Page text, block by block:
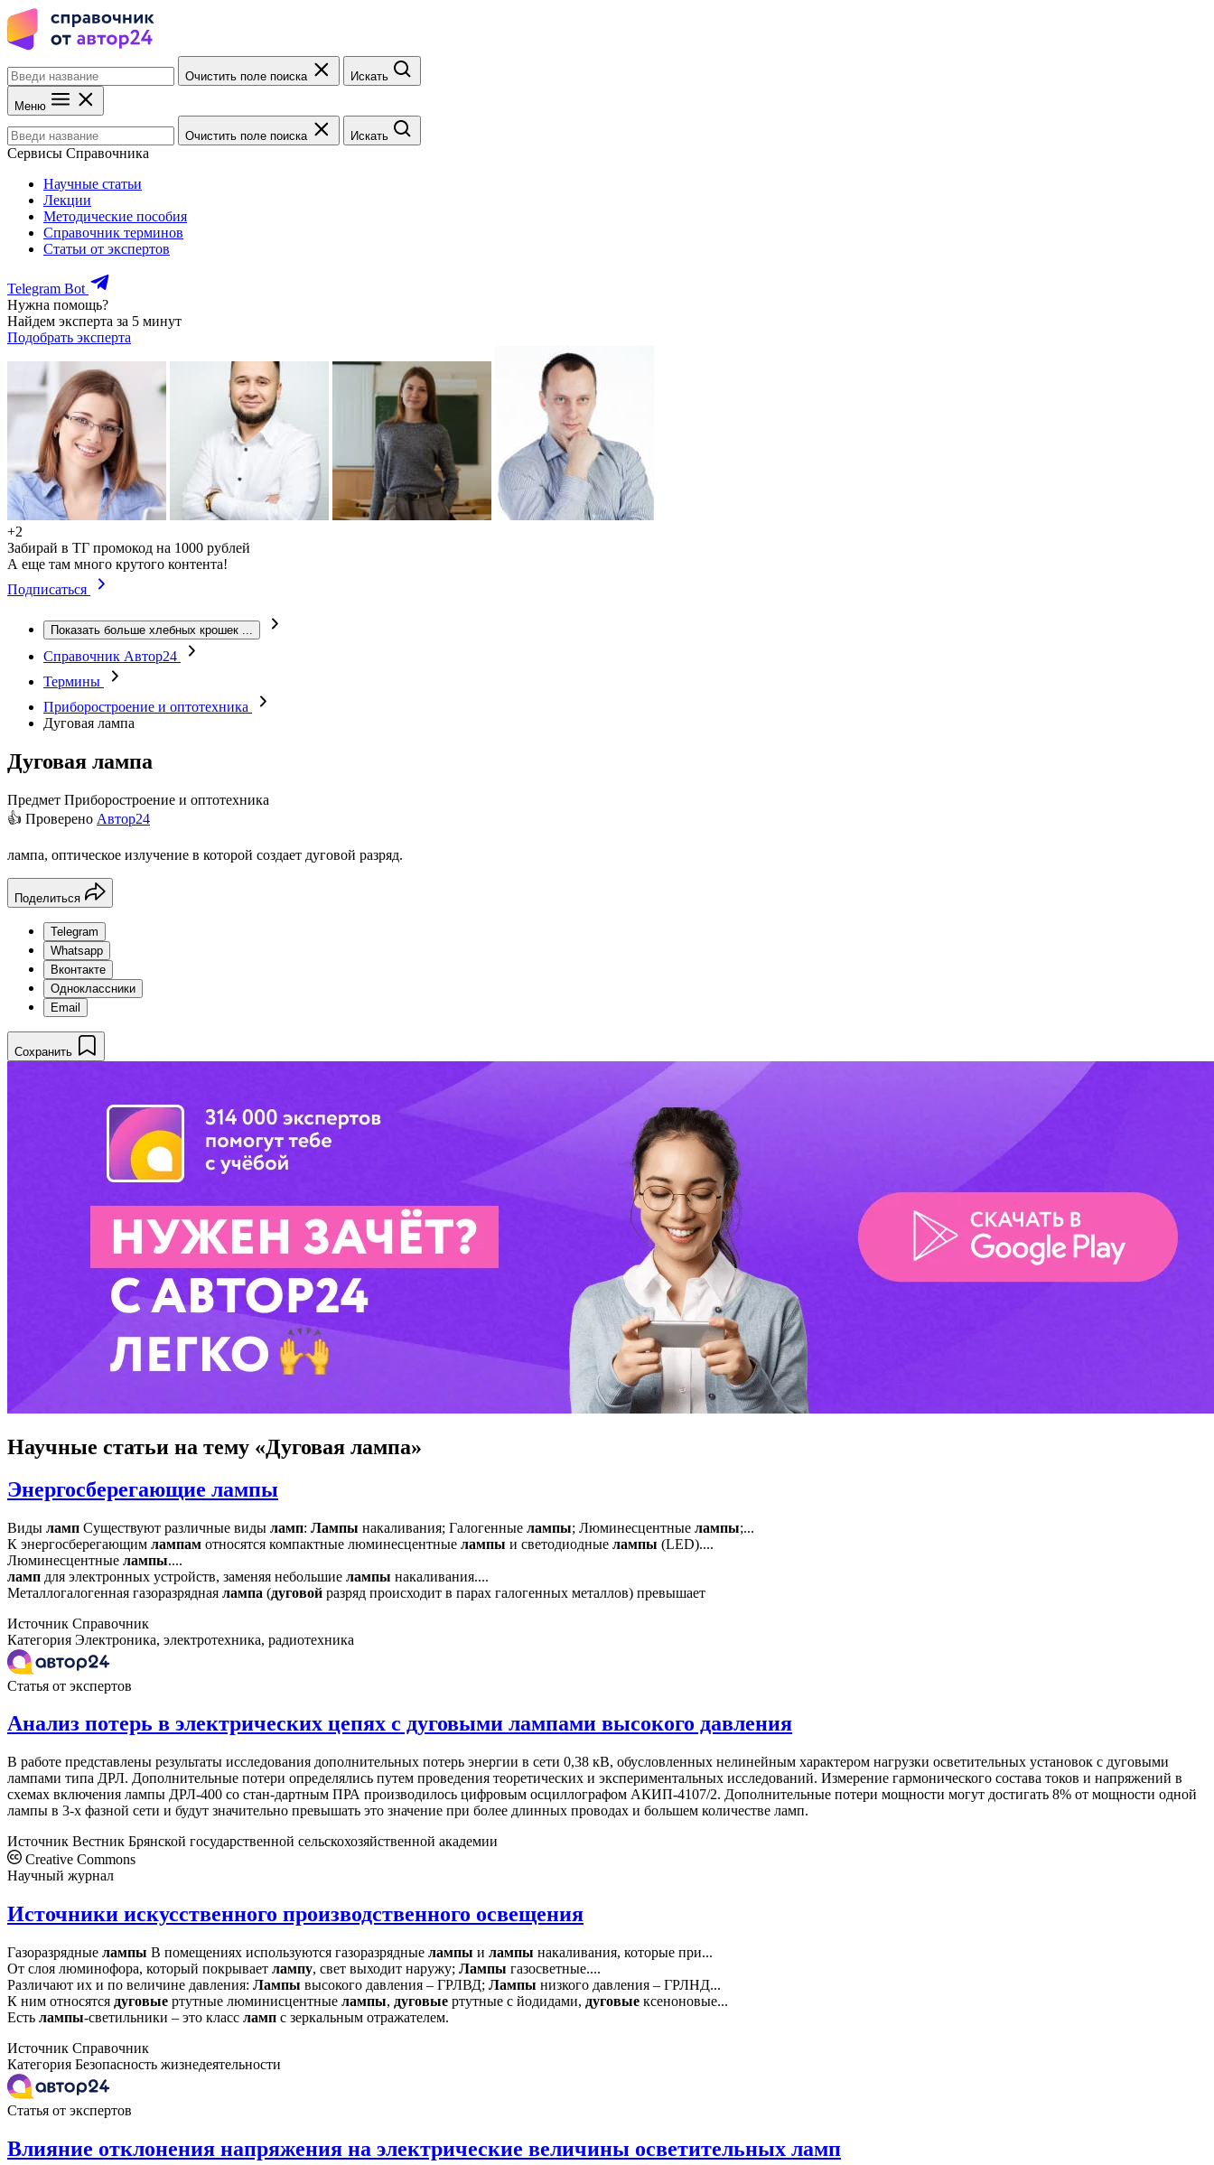
Очистить поле поиска Искать
Меню
Очистить поле поиска Искать
Сервисы Справочника
Научные статьи
Лекции
Методические пособия
Справочник терминов
Статьи от экспертов
Telegram Bot
Нужна помощь?
Найдем эксперта за 5 минут
Подобрать эксперта
+2
Забирай в ТГ промокод на 1000 рублей
А еще там много крутого контента!
Подписаться
Показать больше хлебных крошек ...
Справочник Автор24
Термины
Приборостроение и оптотехника
Дуговая лампа
Дуговая лампа
Предмет Приборостроение и оптотехника
👍 Проверено Автор24
лампа, оптическое излучение в которой создает дуговой разряд.
Поделиться
Telegram
Whatsapp
Вконтакте
Одноклассники
Email
Сохранить
Научные статьи на тему «Дуговая лампа»
Энергосберегающие лампы
Виды ламп Существуют различные виды ламп: Лампы накаливания; Галогенные лампы; Люминесцентные лампы;...
К энергосберегающим лампам относятся компактные люминесцентные лампы и светодиодные лампы (LED)....
Люминесцентные лампы....
ламп для электронных устройств, заменяя небольшие лампы накаливания....
Металлогалогенная газоразрядная лампа (дуговой разряд происходит в парах галогенных металлов) превышает
Источник Справочник
Категория Электроника, электротехника, радиотехника
Статья от экспертов
Анализ потерь в электрических цепях с дуговыми лампами высокого давления
В работе представлены результаты исследования дополнительных потерь энергии в сети 0,38 кВ, обусловленных нелинейным характером нагрузки осветительных установок с дуговыми
лампами типа ДРЛ. Дополнительные потери определялись путем проведения теоретических и экспериментальных исследований. Измерение гармонического состава токов и напряжений в
схемах включения лампы ДРЛ-400 со стан-дартным ПРА производилось цифровым осциллографом АКИП-4107/2. Дополнительные потери мощности могут достигать 8% от мощности одной
лампы в 3-х фазной сети и будут значительно превышать это значение при более длинных проводах и большем количестве ламп.
Источник Вестник Брянской государственной сельскохозяйственной академии
Creative Commons
Научный журнал
Источники искусственного производственного освещения
Газоразрядные лампы В помещениях используются газоразрядные лампы и лампы накаливания, которые при...
От слоя люминофора, который покрывает лампу, свет выходит наружу; Лампы газосветные....
Различают их и по величине давления: Лампы высокого давления – ГРЛВД; Лампы низкого давления – ГРЛНД...
К ним относятся дуговые ртутные люминисцентные лампы, дуговые ртутные с йодидами, дуговые ксеноновые...
Есть лампы-светильники – это класс ламп с зеркальным отражателем.
Источник Справочник
Категория Безопасность жизнедеятельности
Статья от экспертов
Влияние отклонения напряжения на электрические величины осветительных ламп